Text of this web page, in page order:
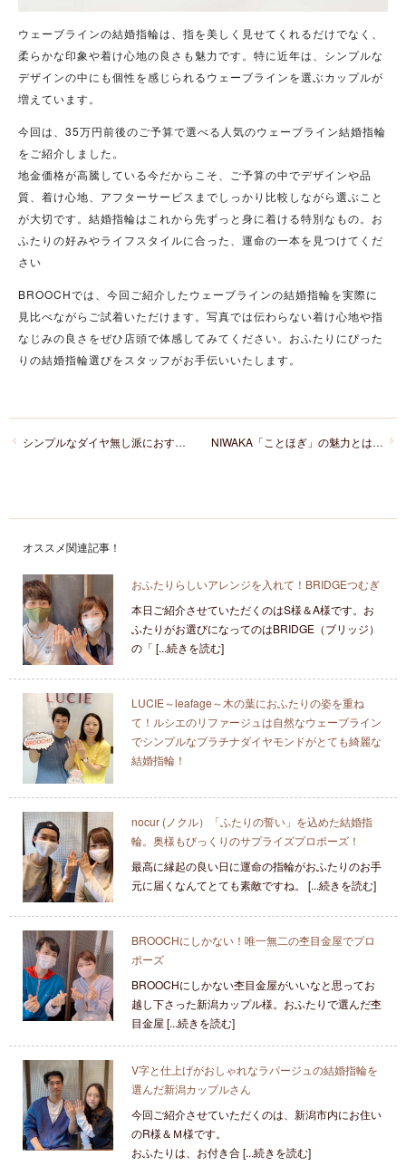
ウェーブラインの結婚指輪は、指を美しく見せてくれるだけでなく、
柔らかな印象や着け心地の良さも魅力です。特に近年は、シンプルな
デザインの中にも個性を感じられるウェーブラインを選ぶカップルが
増えています。
今回は、35万円前後のご予算で選べる人気のウェーブライン結婚指輪
をご紹介しました。
地金価格が高騰している今だからこそ、ご予算の中でデザインや品
質、着け心地、アフターサービスまでしっかり比較しながら選ぶこと
が大切です。結婚指輪はこれから先ずっと身に着ける特別なもの。お
ふたりの好みやライフスタイルに合った、運命の一本を見つけてくだ
さい
BROOCHでは、今回ご紹介したウェーブラインの結婚指輪を実際に
見比べながらご試着いただけます。写真では伝わらない着け心地や指
なじみの良さをぜひ店頭で体感してみてください。おふたりにぴった
りの結婚指輪選びをスタッフがお手伝いいたします。
NIWAKA「ことほぎ」の魅力とは？自分たちらしく選べるセミオーダーの結婚指輪
シンプルなダイヤ無し派におすすめ！長く愛せる結婚指輪をご紹介
オススメ関連記事！
おふたりらしいアレンジを入れて！BRIDGEつむぎ
本日ご紹介させていただくのはS様＆A様です。お
ふたりがお選びになってのはBRIDGE（ブリッジ）
の「 [...続きを読む]
LUCIE～leafage～木の葉におふたりの姿を重ね
て！ルシエのリファージュは自然なウェーブライン
でシンプルなプラチナダイヤモンドがとても綺麗な
結婚指輪！
nocur (ノクル）「ふたりの誓い」を込めた結婚指
輪。奥様もびっくりのサプライズプロポーズ！
最高に縁起の良い日に運命の指輪がおふたりのお手
元に届くなんてとても素敵ですね。 [...続きを読む]
BROOCHにしかない！唯一無二の杢目金屋でプロ
ポーズ
BROOCHにしかない杢目金屋がいいなと思ってお
越し下さった新潟カップル様。おふたりで選んだ杢
目金屋 [...続きを読む]
V字と仕上げがおしゃれなラパージュの結婚指輪を
選んだ新潟カップルさん
今回ご紹介させていただくのは、新潟市内にお住い
のR様＆Ｍ様です。
おふたりは、お付き合 [...続きを読む]